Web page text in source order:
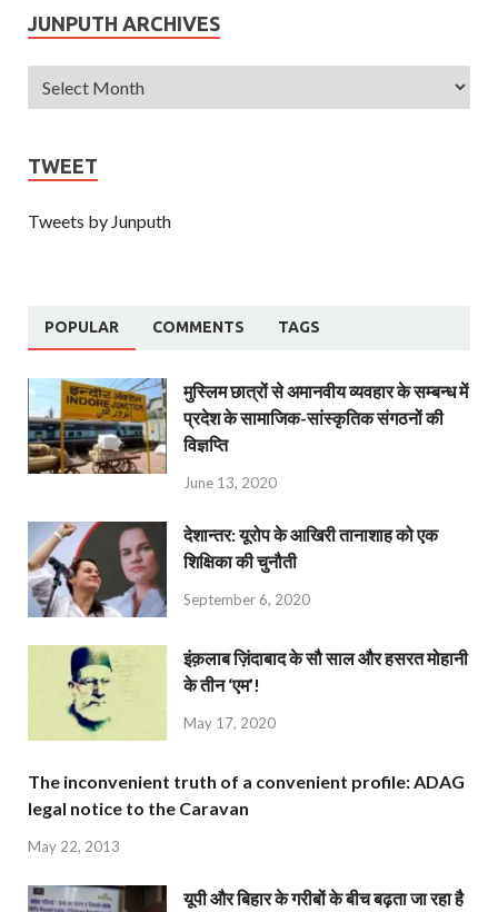
JUNPUTH ARCHIVES
TWEET
Tweets by Junputh
POPULAR COMMENTS TAGS
मुस्लिम छात्रों से अमानवीय व्यवहार के सम्बन्ध में
प्रदेश के सामाजिक-सांस्कृतिक संगठनों की
विज्ञप्ति
June 13, 2020
देशान्‍तर: यूरोप के आखिरी तानाशाह को एक
शिक्षिका की चुनौती
September 6, 2020
इंक़लाब ज़िंदाबाद के सौ साल और हसरत मोहानी
के तीन ‘एम’!
May 17, 2020
The inconvenient truth of a convenient profile: ADAG
legal notice to the Caravan
May 22, 2013
यूपी और बिहार के गरीबों के बीच बढ़ता जा रहा है